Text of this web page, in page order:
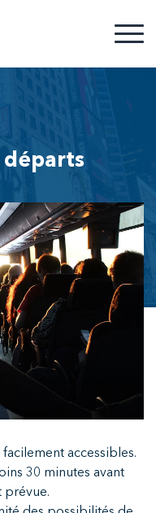
accessibles.
30 minutes avant
prévue.